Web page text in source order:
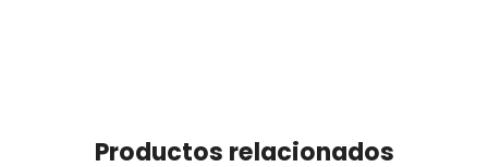
Productos relacionados